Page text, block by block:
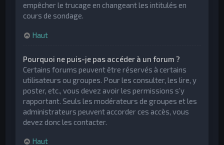
empêcher le trucage en changeant les intitulés en
cours de sondage.
Haut
Pourquoi ne puis-je pas accéder à un forum ?
Certains forums peuvent être réservés à certains
utilisateurs ou groupes. Pour les consulter, les lire, y
poster, etc., vous devez avoir les permissions s’y
rapportant. Seuls les modérateurs de groupes et les
administrateurs peuvent accorder ces accès, vous
devez donc les contacter.
Haut